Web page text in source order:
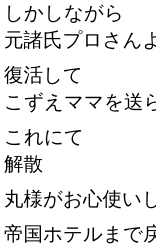
しかしながら
元諸氏プロさん
復活して
こずえママを送
これにて
解散
丸様がお心使い
帝国ホテルまで